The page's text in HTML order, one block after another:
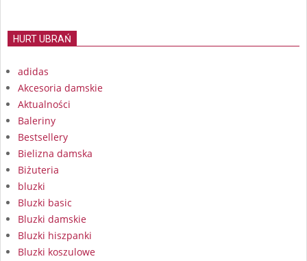
HURT UBRAŃ
adidas
Akcesoria damskie
Aktualności
Baleriny
Bestsellery
Bielizna damska
Biżuteria
bluzki
Bluzki basic
Bluzki damskie
Bluzki hiszpanki
Bluzki koszulowe